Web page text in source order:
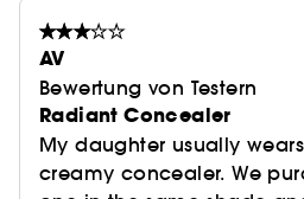
AV
Bewertung von Testern
Radiant Concealer
My daughter usually
creamy concealer. We